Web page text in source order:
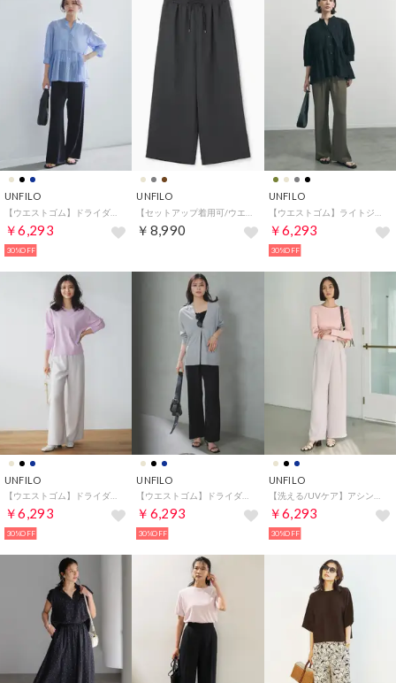
UNFILO
￥6,293
30%OFF
UNFILO
￥8,990
UNFILO
￥6,293
30%OFF
UNFILO
￥6,293
30%OFF
UNFILO
￥6,293
30%OFF
UNFILO
￥6,293
30%OFF